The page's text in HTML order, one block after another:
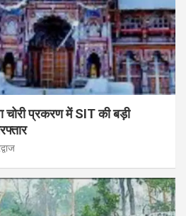
चोरी प्रकरण में SIT की बड़ी